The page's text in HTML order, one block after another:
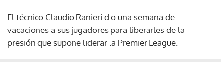
El técnico Claudio Ranieri dio una semana de
vacaciones a sus jugadores para liberarles de la
presión que supone liderar la Premier League.